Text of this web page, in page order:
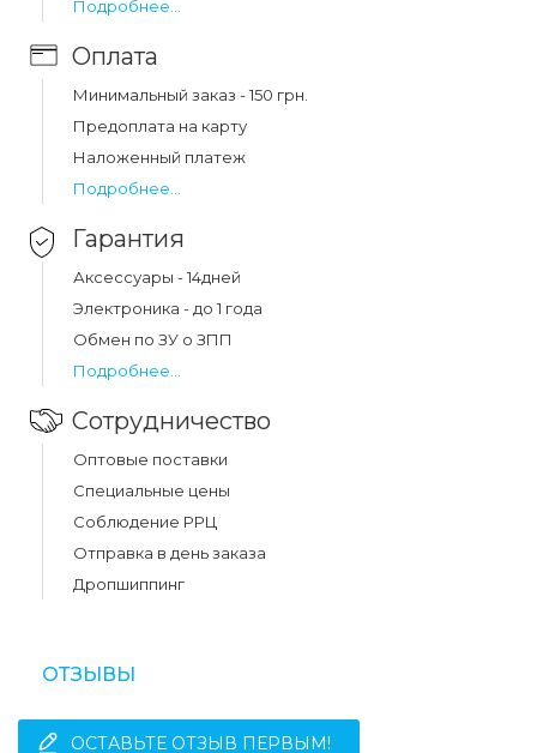
3m gray+black (catklf-ug1) составляет 198 грн.
Подробнее...
Оплата
Минимальный заказ - 150 грн.
Предоплата на карту
Наложенный платеж
Подробнее...
Гарантия
Аксессуары - 14дней
Электроника - до 1 года
Обмен по ЗУ о ЗПП
Подробнее...
Сотрудничество
Оптовые поставки
Специальные цены
Соблюдение РРЦ
Отправка в день заказа
Дропшиппинг
ОТЗЫВЫ
ОСТАВЬТЕ ОТЗЫВ ПЕРВЫМ!